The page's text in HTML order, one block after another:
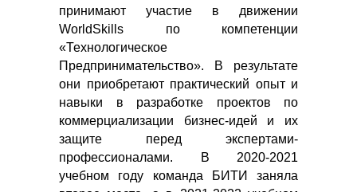
принимают участие в движении
WorldSkills по компетенции
«Технологическое
Предпринимательство». В результате
они приобретают практический опыт и
навыки в разработке проектов по
коммерциализации бизнес-идей и их
защите перед экспертами-
профессионалами. В 2020-2021
учебном году команда БИТИ заняла